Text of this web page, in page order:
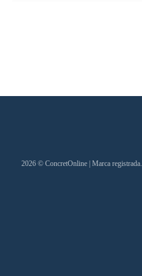
2026 © ConcretOnline | Marca registrada.